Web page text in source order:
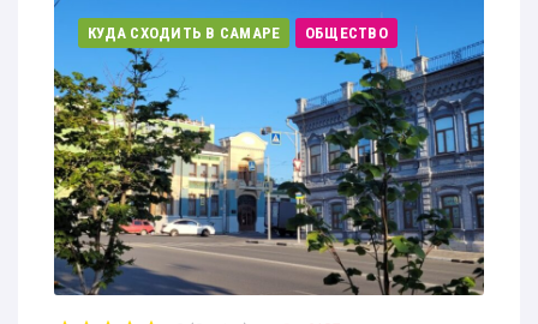
КУДА СХОДИТЬ В САМАРЕ ОБЩЕСТВО